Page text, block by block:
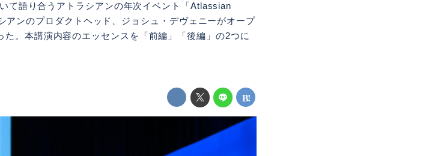
て語り合うアトラシアンの年次イベント「Atlassian
ンのプロダクトヘッド、ジョシュ・デヴェニーがオープ
。本講演内容のエッセンスを「前編」「後編」の2つに